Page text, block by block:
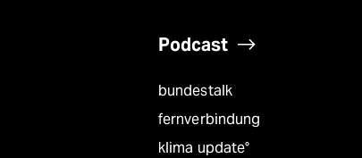
Podcast
bundestalk
fernverbindung
klima update°